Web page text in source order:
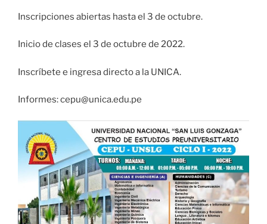
Inscripciones abiertas hasta el 3 de octubre.
Inicio de clases el 3 de octubre de 2022.
Inscríbete e ingresa directo a la UNICA.
Informes: cepu@unica.edu.pe